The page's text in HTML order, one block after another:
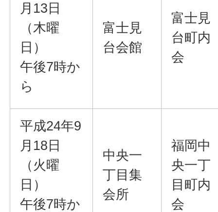
月13日
（木曜
日）
午後7時か
ら
富士見
台会館
富士見
台町内
会
平成24年9
月18日
（火曜
日）
午後7時か
中央一
丁目集
会所
福岡中
央一丁
目町内
会